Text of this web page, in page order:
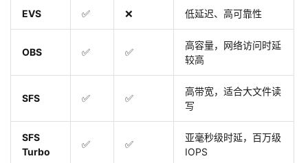
​EVS​ ✅ ❌ 低延迟、高可靠性
​OBS​ ✅ ✅
高容量，网络访问时延
较高
​SFS​ ✅ ✅
高带宽，适合大文件读
写
​SFS
Turbo​
✅ ✅
亚毫秒级时延，百万级
IOPS